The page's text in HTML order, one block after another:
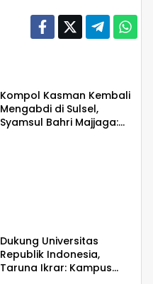
Kompol Kasman Kembali
Mengabdi di Sulsel,
Syamsul Bahri Majjaga:
Dukung Universitas
Republik Indonesia,
Taruna Ikrar: Kampus